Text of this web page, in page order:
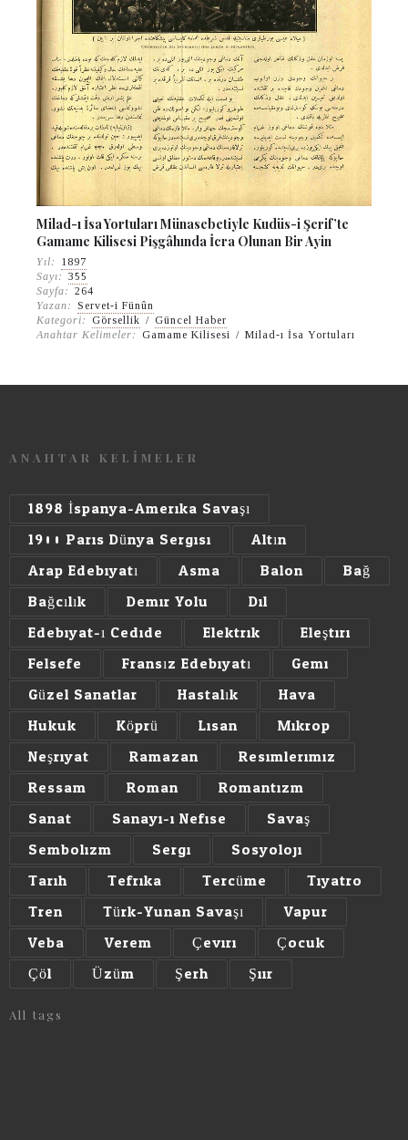
Milad-ı İsa Yortuları Münasebetiyle Kudüs-i Şerif’te
Gamame Kilisesi Pişgâhında İcra Olunan Bir Ayin
Yıl:
1897
Sayı: 355
Sayfa: 264
Yazan: Servet-i Fünûn
Kategori:
Görsellik / Güncel Haber
Anahtar Kelimeler:
Gamame Kilisesi / Milad-ı İsa Yortuları
ANAHTAR KELİMELER
1898 İspanya-Amerika Savaşı
1900 Paris Dünya Sergisi
Altın
Arap Edebiyatı
Asma Balon
Bağ
Bağcılık
Demir Yolu
Dil
Edebiyat-ı Cedide
Elektrik
Eleştiri
Felsefe
Fransız Edebiyatı
Gemi
Güzel Sanatlar
Hastalık
Hava
Hukuk
Köprü Lisan
Mikrop
Neşriyat
Ramazan
Resimlerimiz
Ressam
Roman
Romantizm
Sanat
Sanayi-i Nefise
Savaş
Sembolizm
Sergi
Sosyoloji
Tarih
Tefrika Tercüme
Tiyatro
Tren
Türk-Yunan Savaşı
Vapur
Veba
Verem Çeviri
Çocuk
Çöl
Üzüm Şerh Şiir
All tags